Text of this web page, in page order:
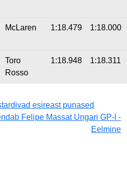
McLaren 1:18.479 1:18.000
Toro
Rosso
1:18.948 1:18.311
esireast punased
Felipe Massat Ungari GP-l -
Eelmine